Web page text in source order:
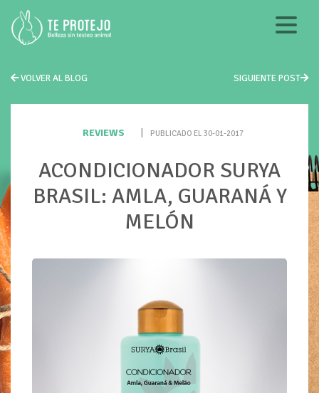
VOLVER AL BLOG SIGUIENTE POST
REVIEWS PUBLICADO EL 30-01-2017
ACONDICIONADOR SURYA
BRASIL: AMLA, GUARANÁ Y
MELÓN